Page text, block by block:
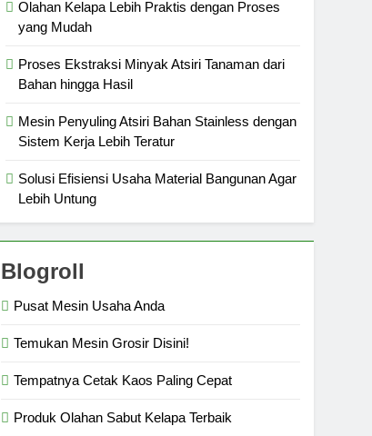
Olahan Kelapa Lebih Praktis dengan Proses
yang Mudah
Proses Ekstraksi Minyak Atsiri Tanaman dari
Bahan hingga Hasil
Mesin Penyuling Atsiri Bahan Stainless dengan
Sistem Kerja Lebih Teratur
Solusi Efisiensi Usaha Material Bangunan Agar
Lebih Untung
Blogroll
Pusat Mesin Usaha Anda
Temukan Mesin Grosir Disini!
Tempatnya Cetak Kaos Paling Cepat
Produk Olahan Sabut Kelapa Terbaik